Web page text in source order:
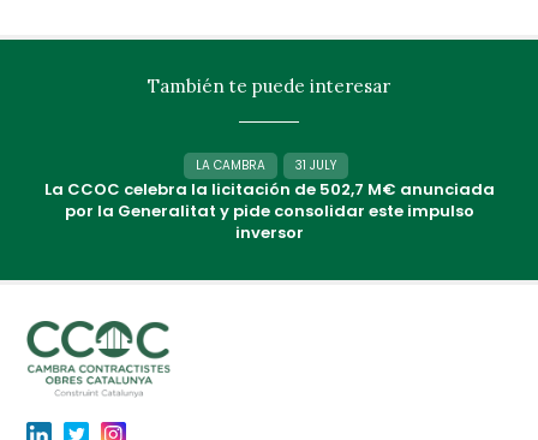
También te puede interesar
LA CAMBRA 31 JULY
La CCOC celebra la licitación de 502,7 M€ anunciada
por la Generalitat y pide consolidar este impulso
inversor